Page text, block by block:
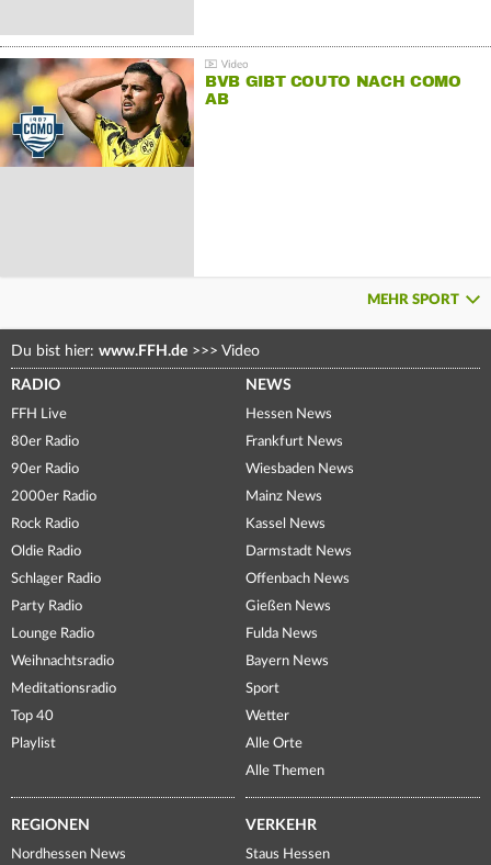
BVB GIBT COUTO NACH COMO
AB
MEHR SPORT
Du bist hier: www.FFH.de >>> Video
RADIO
FFH Live
80er Radio
90er Radio
2000er Radio
Rock Radio
Oldie Radio
Schlager Radio
Party Radio
Lounge Radio
Weihnachtsradio
Meditationsradio
Top 40
Playlist
NEWS
Hessen News
Frankfurt News
Wiesbaden News
Mainz News
Kassel News
Darmstadt News
Offenbach News
Gießen News
Fulda News
Bayern News
Sport
Wetter
Alle Orte
Alle Themen
REGIONEN
Nordhessen News
VERKEHR
Staus Hessen